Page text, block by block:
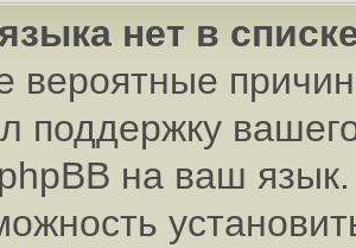
нет в
вероятные
поддержку
на ваш